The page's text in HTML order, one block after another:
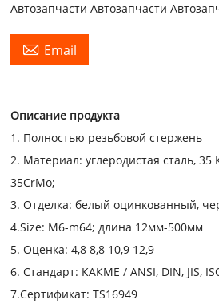
Автозапчасти Автозапчасти
 Email
Описание продукта
1. Полностью резьбовой стержень
2. Материал: углеродистая сталь, 35
35CrMo;
3. Отделка: белый оцинкованный,
4.Size: M6-m64; длина 12мм-500мм
5. Оценка: 4,8 8,8 10,9 12,9
6. Стандарт: КАКME / ANSI, DIN, JIS,
7.Сертификат: TS16949